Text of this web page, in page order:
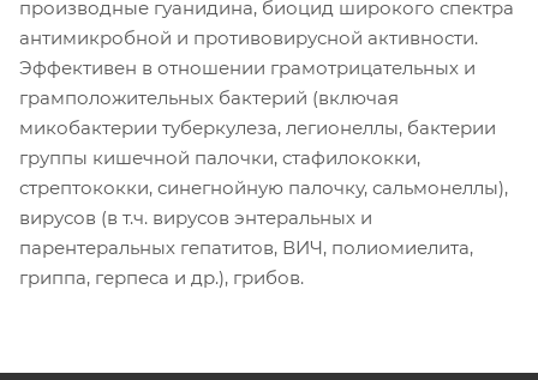
производные гуанидина, биоцид широкого спектра
антимикробной и противовирусной активности.
Эффективен в отношении грамотрицательных и
грамположительных бактерий (включая
микобактерии туберкулеза, легионеллы, бактерии
группы кишечной палочки, стафилококки,
стрептококки, синегнойную палочку, сальмонеллы),
вирусов (в т.ч. вирусов энтеральных и
парентеральных гепатитов, ВИЧ, полиомиелита,
гриппа, герпеса и др.), грибов.